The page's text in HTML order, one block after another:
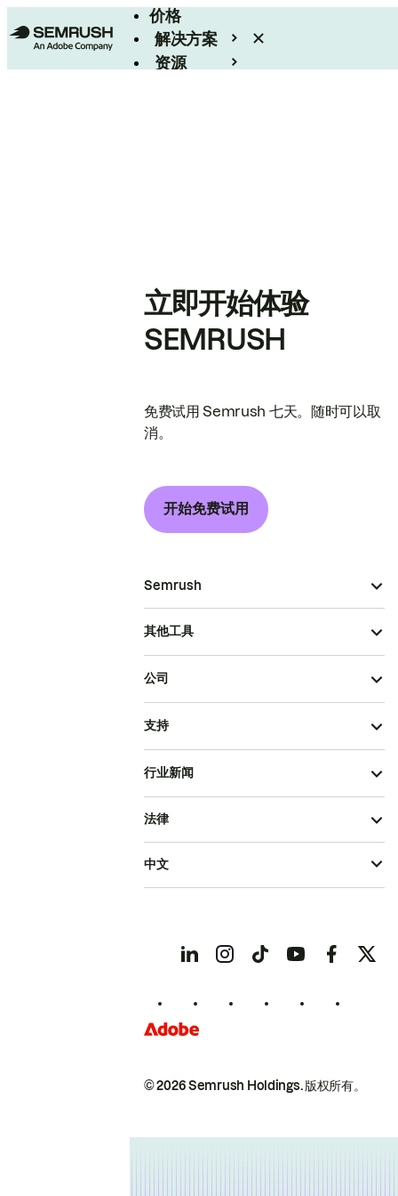
价格
解决方案
资源
立即开始体验
SEMRUSH
免费试用 Semrush 七天。随时可以取
消。
开始免费试用
Semrush
其他工具
公司
支持
行业新闻
© 2026 Semrush Holdings.版权所有。
法律
中文